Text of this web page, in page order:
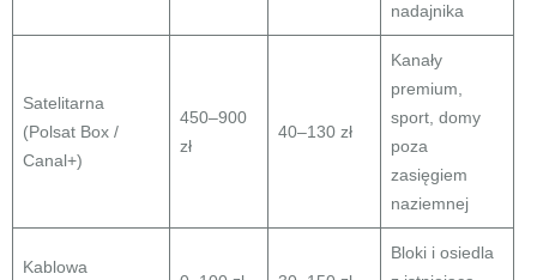
nadajnika
Satelitarna
(Polsat Box /
Canal+)
450–900
zł
40–130 zł
Kanały
premium,
sport, domy
poza
zasięgiem
naziemnej
Kablowa
Bloki i osiedla